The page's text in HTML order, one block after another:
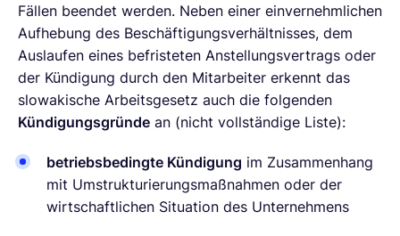
Fällen beendet werden. Neben einer einvernehmlichen
Aufhebung des Beschäftigungsverhältnisses, dem
Auslaufen eines befristeten Anstellungsvertrags oder
der Kündigung durch den Mitarbeiter erkennt das
slowakische Arbeitsgesetz auch die folgenden
Kündigungsgründe an (nicht vollständige Liste):
betriebsbedingte Kündigung im Zusammenhang
mit Umstrukturierungsmaßnahmen oder der
wirtschaftlichen Situation des Unternehmens